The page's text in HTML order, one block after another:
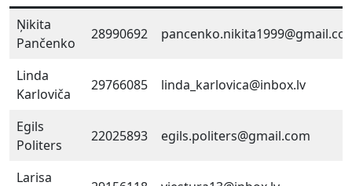
Ņikita
Pančenko
28990692
Linda
Karloviča
29766085 linda_karlovica@inbox.lv
Egils
Politers
22025893 egils.politers@gmail.com
Larisa